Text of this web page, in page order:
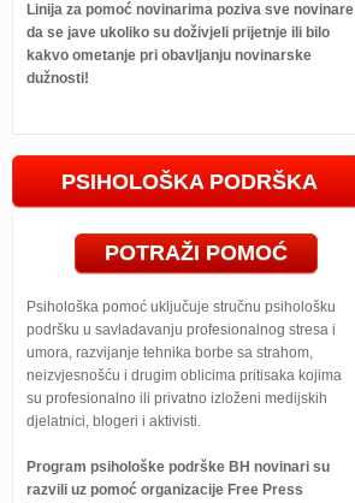
Linija za pomoć novinarima poziva sve novinare
da se jave ukoliko su doživjeli prijetnje ili bilo
kakvo ometanje pri obavljanju novinarske
dužnosti!
PSIHOLOŠKA PODRŠKA
POTRAŽI POMOĆ
Psihološka pomoć uključuje stručnu psihološku
podršku u savladavanju profesionalnog stresa i
umora, razvijanje tehnika borbe sa strahom,
neizvjesnošću i drugim oblicima pritisaka kojima
su profesionalno ili privatno izloženi medijskih
djelatnici, blogeri i aktivisti.
Program psihološke podrške BH novinari su
razvili uz pomoć organizacije Free Press